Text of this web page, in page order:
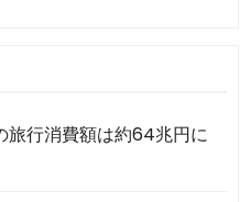
旅行消費額は約64兆円に